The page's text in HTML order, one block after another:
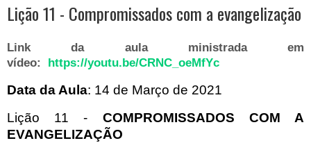
Lição 11 - Compromissados com a evangelização
Link da aula ministrada em
vídeo: https://youtu.be/CRNC_oeMfYc
Data da Aula: 14 de Março de 2021
Lição 11 - COMPROMISSADOS COM A
EVANGELIZAÇÃO